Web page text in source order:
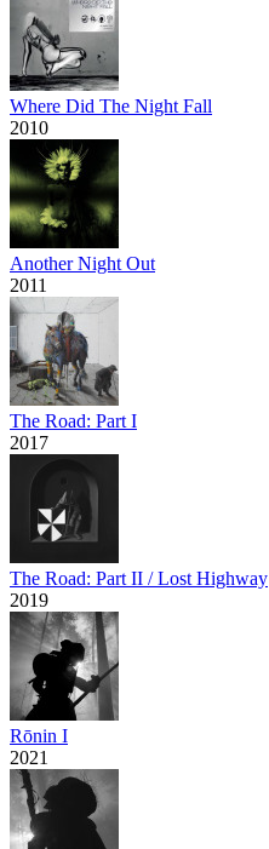
Where Did The Night Fall
2010
Another Night Out
2011
The Road: Part I
2017
The Road: Part II / Lost Highway
2019
Rōnin I
2021